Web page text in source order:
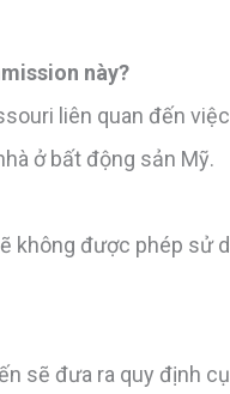
này?
liên quan đến
ở bất động sản Mỹ.
không được phép sử
sẽ đưa ra quy định